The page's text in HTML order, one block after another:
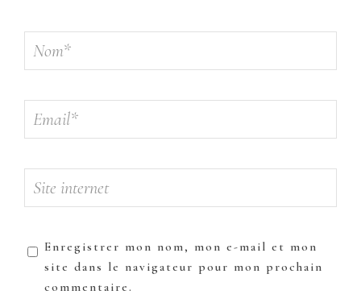
Enregistrer mon nom, mon e-mail et mon
site dans le navigateur pour mon prochain
commentaire.